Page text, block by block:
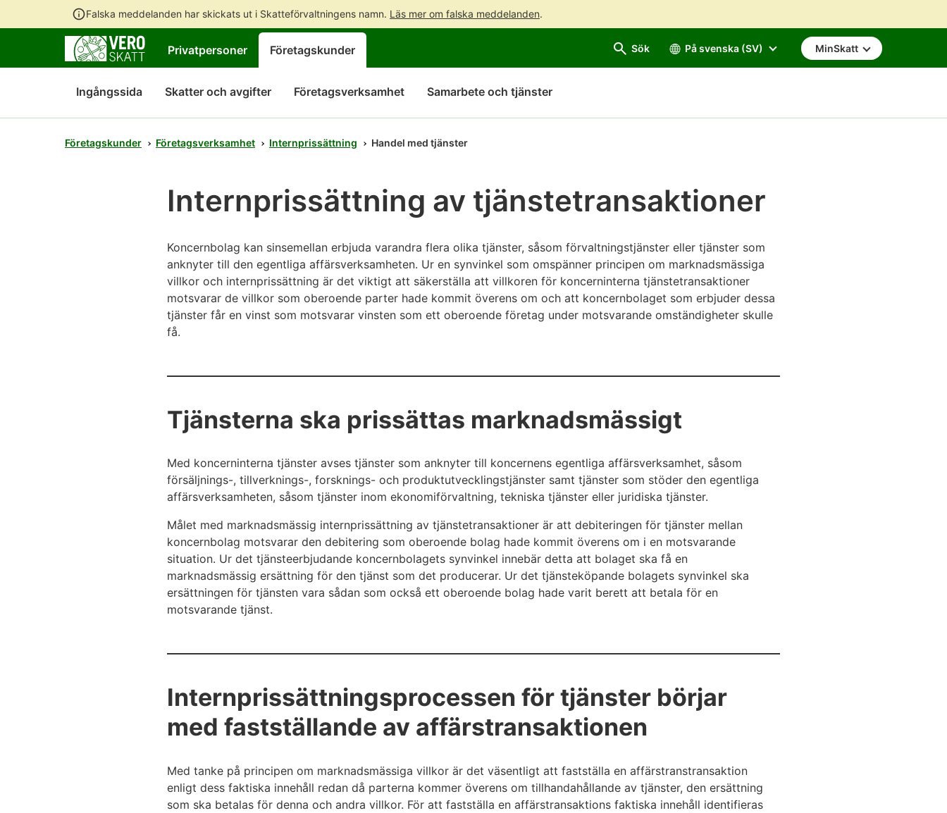
Falska meddelanden har skickats ut i Skatteförvaltningens namn. Läs mer om falska meddelanden.
till
innehållet
hela
webbplatsens
Privatpersoner Företagskunder Sök På svenska (SV) MinSkatt
Ingångssida Skatter och avgifter Företagsverksamhet Samarbete och tjänster
Företagskunder Företagsverksamhet Internprissättning Handel med tjänster
Internprissättning av tjänstetransaktioner
Koncernbolag kan sinsemellan erbjuda varandra flera olika tjänster, såsom förvaltningstjänster eller tjänster som
anknyter till den egentliga affärsverksamheten. Ur en synvinkel som omspänner principen om marknadsmässiga
villkor och internprissättning är det viktigt att säkerställa att villkoren för koncerninterna tjänstetransaktioner
motsvarar de villkor som oberoende parter hade kommit överens om och att koncernbolaget som erbjuder dessa
tjänster får en vinst som motsvarar vinsten som ett oberoende företag under motsvarande omständigheter skulle
få.
Tjänsterna ska prissättas marknadsmässigt
Med koncerninterna tjänster avses tjänster som anknyter till koncernens egentliga affärsverksamhet, såsom
försäljnings-, tillverknings-, forsknings- och produktutvecklingstjänster samt tjänster som stöder den egentliga
affärsverksamheten, såsom tjänster inom ekonomiförvaltning, tekniska tjänster eller juridiska tjänster.
Målet med marknadsmässig internprissättning av tjänstetransaktioner är att debiteringen för tjänster mellan
koncernbolag motsvarar den debitering som oberoende bolag hade kommit överens om i en motsvarande
situation. Ur det tjänsteerbjudande koncernbolagets synvinkel innebär detta att bolaget ska få en
marknadsmässig ersättning för den tjänst som det producerar. Ur det tjänsteköpande bolagets synvinkel ska
ersättningen för tjänsten vara sådan som också ett oberoende bolag hade varit berett att betala för en
motsvarande tjänst.
Internprissättningsprocessen för tjänster börjar
med fastställande av affärstransaktionen
Med tanke på principen om marknadsmässiga villkor är det väsentligt att fastställa en affärstranstransaktion
enligt dess faktiska innehåll redan då parterna kommer överens om tillhandahållande av tjänster, den ersättning
som ska betalas för denna och andra villkor. För att fastställa en affärstransaktions faktiska innehåll identifieras